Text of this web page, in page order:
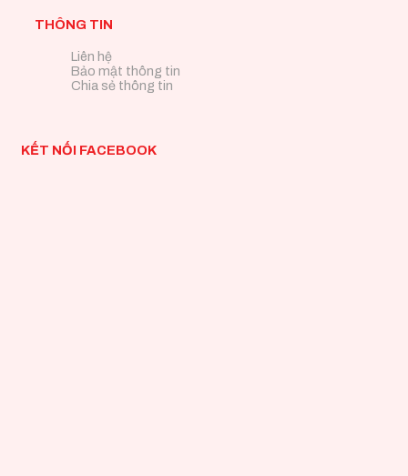
THÔNG TIN
Liên hệ
Bảo mật thông tin
Chia sẻ thông tin
KẾT NỐI FACEBOOK